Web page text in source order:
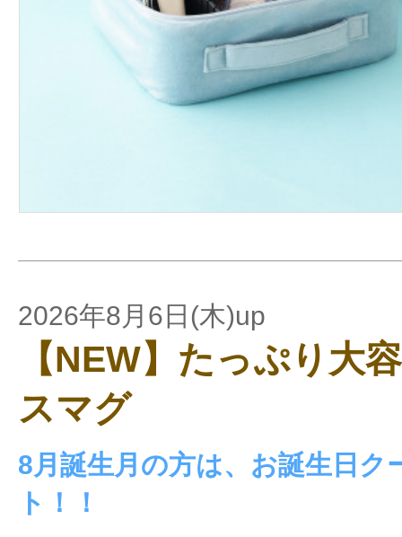
2026年8月6日(木)up
【NEW】たっぷり大
スマグ
8月誕生月の方は、お誕生日ク
ト！！